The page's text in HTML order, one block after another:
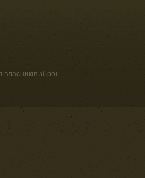
зброї